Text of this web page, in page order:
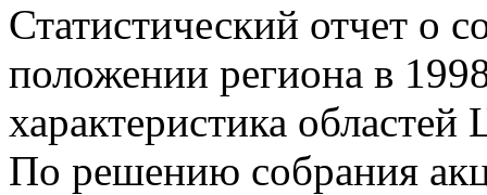
Статистический отчет о
положении региона в
характеристика
По решению собрания